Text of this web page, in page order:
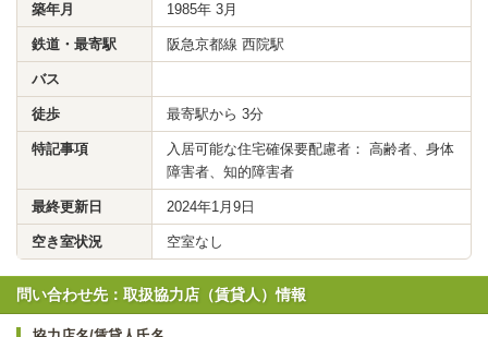
築年月 1985年 3月
鉄道・最寄駅 阪急京都線 西院駅
バス
徒歩 最寄駅から 3分
特記事項
入居可能な住宅確保要配慮者： 高齢者、身体
障害者、知的障害者
最終更新日 2024年1月9日
空き室状況 空室なし
問い合わせ先：取扱協力店（賃貸人）情報